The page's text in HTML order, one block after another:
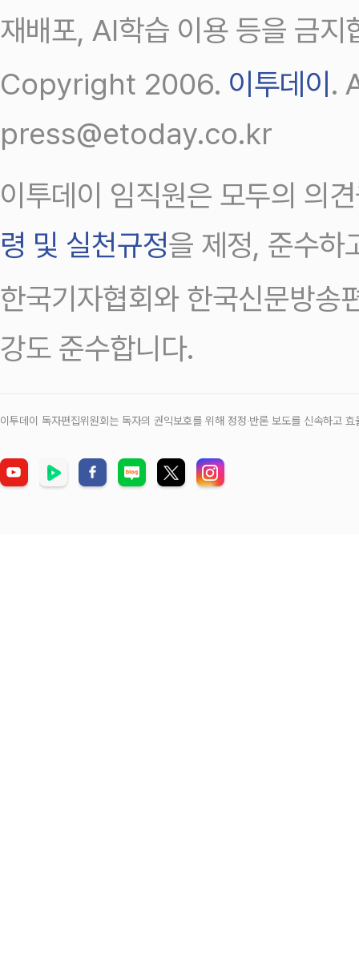
재배포, AI학습 이용 등을 금지
Copyright 2006. 이투데이 .
press@etoday.co.kr
이투데이 임직원은 모두의 의
령 및 실천규정을 제정, 준수하
한국기자협회와 한국신문방송
강도 준수합니다.
이투데이 독자편집위원회는 독자의 권익보호를 위해 정정‧반론 보도를 신속하고